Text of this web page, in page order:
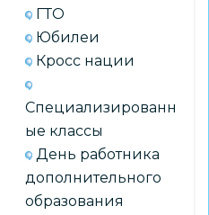
ГТО
Юбилеи
Кросс нации
Специализированн
ые классы
День работника
дополнительного
образования